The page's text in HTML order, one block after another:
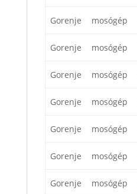
Gorenje mosógép
Gorenje mosógép
Gorenje mosógép
Gorenje mosógép
Gorenje mosógép
Gorenje mosógép
Gorenje mosógép